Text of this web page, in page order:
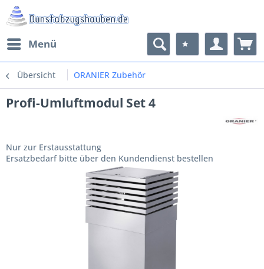
Menü
Übersicht ORANIER Zubehör
Profi-Umluftmodul Set 4
Nur zur Erstausstattung
Ersatzbedarf bitte über den Kundendienst bestellen